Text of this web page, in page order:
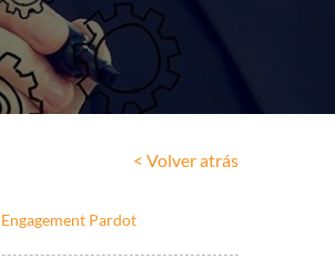
< Volver atrás
Pardot